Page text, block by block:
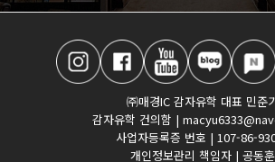
㈜매경IC 감자유학 대표 민준
감자유학 건의함 |
사업자등록증 번호 | 107-86-
개인정보관리 책임자 | 공동훈